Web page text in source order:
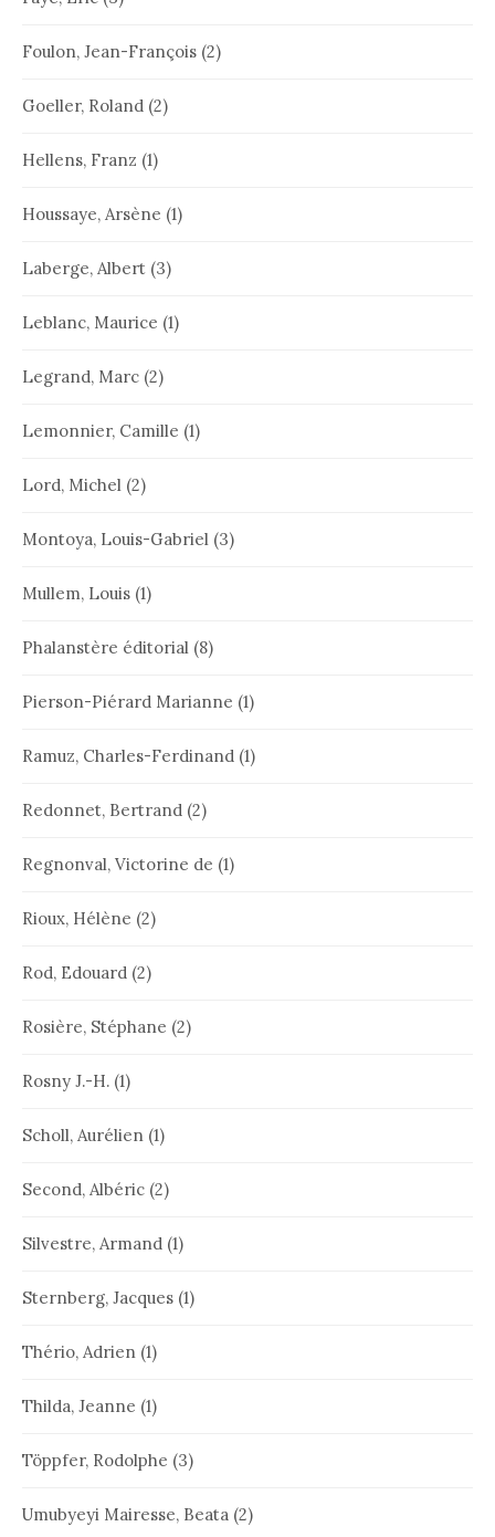
Foulon, Jean-François (2)
Goeller, Roland (2)
Hellens, Franz (1)
Houssaye, Arsène (1)
Laberge, Albert (3)
Leblanc, Maurice (1)
Legrand, Marc (2)
Lemonnier, Camille (1)
Lord, Michel (2)
Montoya, Louis-Gabriel (3)
Mullem, Louis (1)
Phalanstère éditorial (8)
Pierson-Piérard Marianne (1)
Ramuz, Charles-Ferdinand (1)
Redonnet, Bertrand (2)
Regnonval, Victorine de (1)
Rioux, Hélène (2)
Rod, Edouard (2)
Rosière, Stéphane (2)
Rosny J.-H. (1)
Scholl, Aurélien (1)
Second, Albéric (2)
Silvestre, Armand (1)
Sternberg, Jacques (1)
Thério, Adrien (1)
Thilda, Jeanne (1)
Töppfer, Rodolphe (3)
Umubyeyi Mairesse, Beata (2)